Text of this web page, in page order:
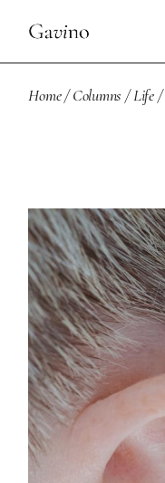
Home Columns Life